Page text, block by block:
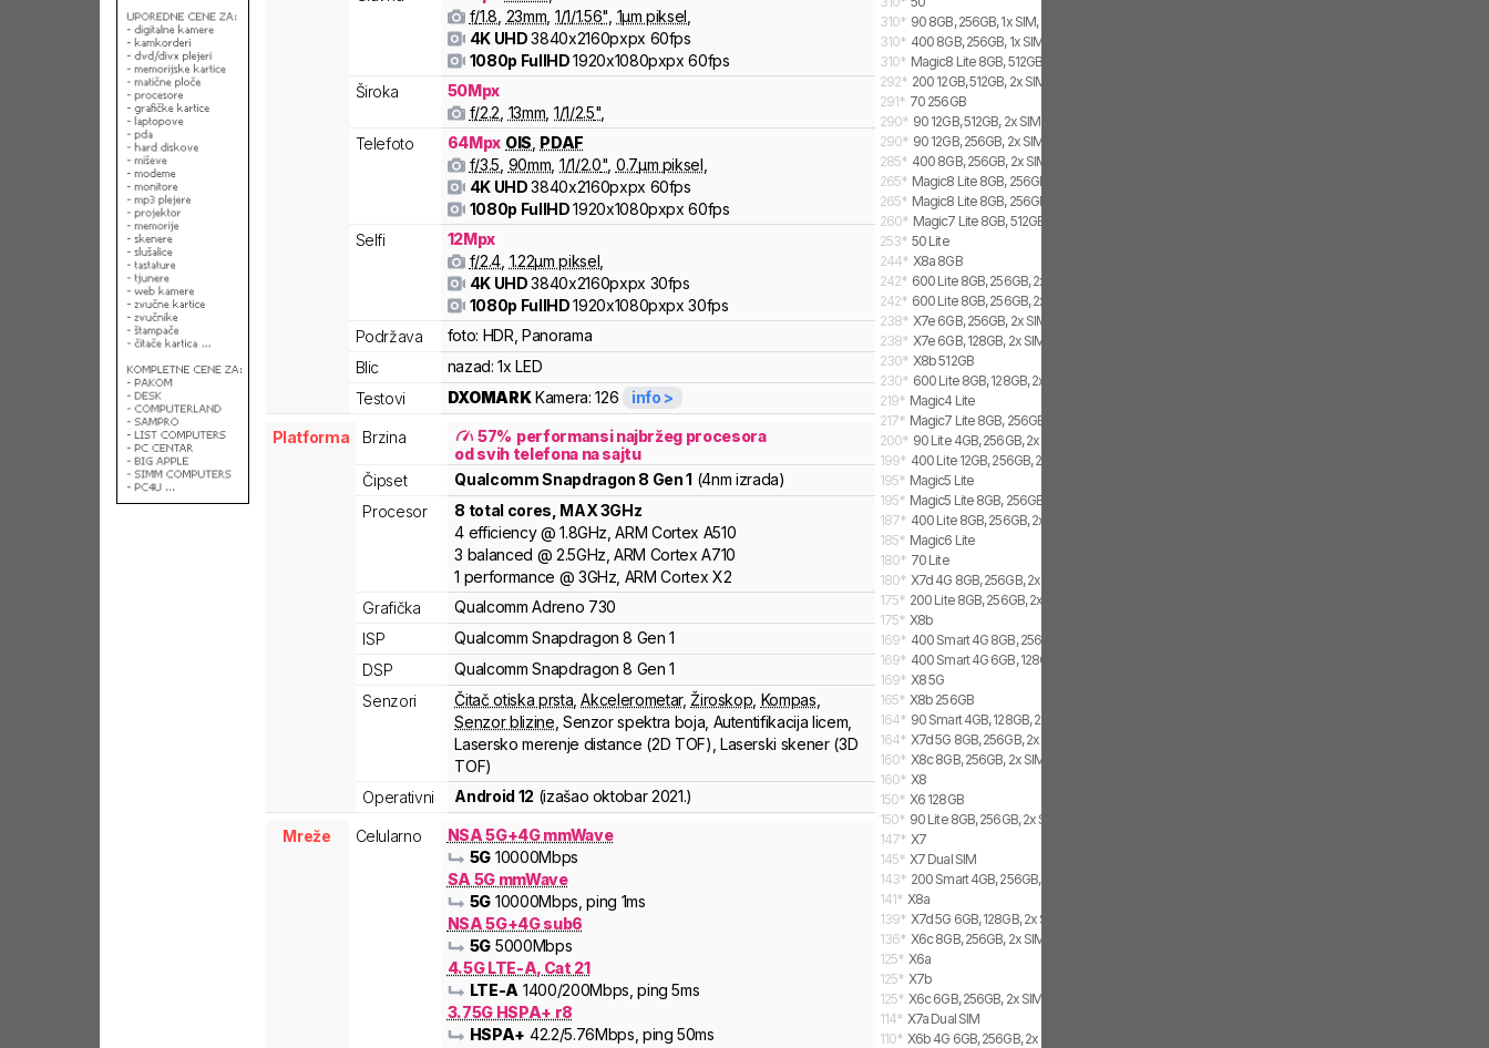
f/1.8 23mm 1/1/1.56" 1µm piksel
4K UHD 3840x2160pxpx 60fps
1080p FullHD1920x1080pxpx60fps
Široka
50Mpx
f/2.2 13mm 1/1/2.5"
Telefoto
64Mpx OIS PDAF
f/3.5 90mm 1/1/2.0" 0.7µm piksel
4K UHD 3840x2160pxpx 60fps
1080p FullHD1920x1080pxpx60fps
Selfi
12Mpx
f/2.4 1.22µm piksel
4K UHD 3840x2160pxpx 30fps
1080p FullHD1920x1080pxpx30fps
Podržava
foto: HDR, Panorama
Blic
nazad: 1x LED
Testovi
DXOMARKKamera: 126 info >
Platforma Brzina 57% performansi najbržeg procesora
od svih telefona na sajtu
Čipset
QualcommSnapdragon 8 Gen 1 (4nm izrada)
Procesor
8 total cores , MAX3GHz
4 efficiency @ 1.8GHz,ARM Cortex A510
3 balanced @ 2.5GHz,ARM Cortex A710
1 performance @ 3GHz, ARM Cortex X2
Grafička
Qualcomm Adreno 730
ISP
Qualcomm Snapdragon 8 Gen 1
DSP
Qualcomm Snapdragon 8 Gen 1
Senzori
Čitač otiska prsta ,Akcelerometar,Žiroskop Kompas
Senzor blizine Senzor spektra boja Autentifikacija licem
Lasersko merenje distance (2D TOF) Laserski skener (3D
TOF)
Operativni
Android 12 (izašao oktobar 2021.)
Mreže Celularno
NSA 5G+4G mmWave
5G 10000Mbps
SA 5G mmWave
5G 10000Mbps , ping 1ms
NSA 5G+4G sub6
5G 5000Mbps
4.5G LTE-A, Cat 21
LTE-A 1400/200Mbps , ping 5ms
3.75G HSPA+ r8
HSPA+ 42.2/5.76Mbps , ping 50ms
310* 90 8GB, 256GB, 1x SIM, 1x eSIM
310* 400 8GB, 256GB, 1x SIM, 1x eSIM
310* Magic8 Lite 8GB, 512GB, 2x SIM
292* 200 12GB, 512GB, 2x SIM
291* 70 256GB
290* 90 12GB, 512GB, 2x SIM
290* 90 12GB, 256GB, 2x SIM
285* 400 8GB, 256GB, 2x SIM, 1x eSIM
265* Magic8 Lite 8GB, 256GB, 2x SIM, 1x eSIM
265* Magic8 Lite 8GB, 256GB, 2x SIM
260* Magic7 Lite 8GB, 512GB, 1x SIM, 1x eSIM
253* 50 Lite
244* X8a 8GB
242* 600 Lite 8GB, 256GB, 2x SIM
242* 600 Lite 8GB, 256GB, 2x SIM, 1x eSIM
238* X7e 6GB, 256GB, 2x SIM
238* X7e 6GB, 128GB, 2x SIM
230* X8b 512GB
230* 600 Lite 8GB, 128GB, 2x SIM, 1x eSIM
219* Magic4 Lite
217* Magic7 Lite 8GB, 256GB, 1x SIM, 1x eSIM
200* 90 Lite 4GB, 256GB, 2x SIM
199* 400 Lite 12GB, 256GB, 2x SIM
195* Magic5 Lite
195* Magic5 Lite 8GB, 256GB
187* 400 Lite 8GB, 256GB, 2x SIM
185* Magic6 Lite
180* 70 Lite
180* X7d 4G 8GB, 256GB, 2x SIM
175* 200 Lite 8GB, 256GB, 2x SIM
175* X8b
169* 400 Smart 4G 8GB, 256GB, 2x SIM
169* 400 Smart 4G 6GB, 128GB, 2x SIM
169* X8 5G
165* X8b 256GB
164* 90 Smart 4GB, 128GB, 2x SIM
164* X7d 5G 8GB, 256GB, 2x SIM
160* X8c 8GB, 256GB, 2x SIM
160* X8
150* X6 128GB
150* 90 Lite 8GB, 256GB, 2x SIM
147* X7
145* X7 Dual SIM
143* 200 Smart 4GB, 256GB, 2x SIM
141* X8a
139* X7d 5G 6GB, 128GB, 2x SIM
136* X6c 8GB, 256GB, 2x SIM
125* X6a
125* X7b
125* X6c 6GB, 256GB, 2x SIM
114* X7a Dual SIM
110* X6b 4G 6GB, 256GB, 2x SIM